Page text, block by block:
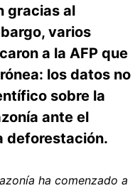
gracias al
varios
a la AFP que
los datos no
sobre la
ante el
deforestación.
ha comenzado a